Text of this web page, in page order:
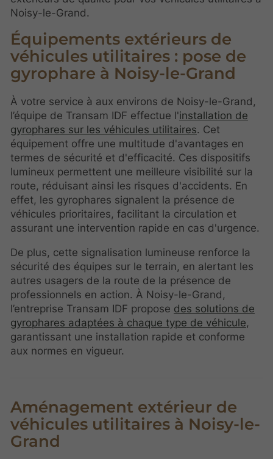
Noisy-le-Grand.
Équipements extérieurs de
véhicules utilitaires : pose de
gyrophare à Noisy-le-Grand
À votre service à aux environs de Noisy-le-Grand,
l’équipe de Transam IDF effectue l'installation de
gyrophares sur les véhicules utilitaires. Cet
équipement offre une multitude d'avantages en
termes de sécurité et d'efficacité. Ces dispositifs
lumineux permettent une meilleure visibilité sur la
route, réduisant ainsi les risques d'accidents. En
effet, les gyrophares signalent la présence de
véhicules prioritaires, facilitant la circulation et
assurant une intervention rapide en cas d'urgence.
De plus, cette signalisation lumineuse renforce la
sécurité des équipes sur le terrain, en alertant les
autres usagers de la route de la présence de
professionnels en action. À Noisy-le-Grand,
l’entreprise Transam IDF propose des solutions de
gyrophares adaptées à chaque type de véhicule,
garantissant une installation rapide et conforme
aux normes en vigueur.
Aménagement extérieur de
véhicules utilitaires à Noisy-le-
Grand